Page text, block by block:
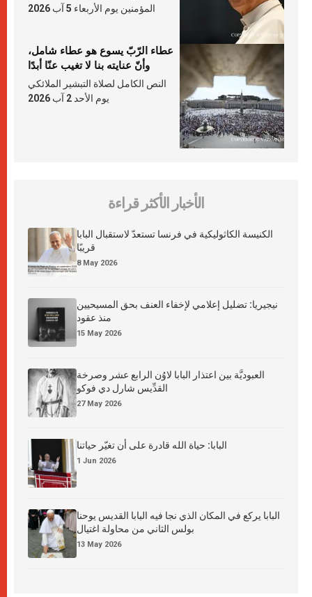
المؤمنين يوم الأربعاء 5 آب 2026
عطاء الرّبّ يسوع هو عطاء شامل،
وأنّ عنايته بنا لا تغيب عنّا أبدًا
النص الكامل لصلاة التبشير الملائكي
يوم الأحد 2 آب 2026
الأخبار الأكثر قراءة
الكنيسة الكاثوليكية في فرنسا تستعدّ لاستقبال البابا
قريبًا
8 May 2026
نيجيريا: تضليل إعلامي لإخفاء العنف بحق المسيحيين
منذ عقود
15 May 2026
العبوديَّة بين اعتذار البابا لاوُن الرابع عشر وصرخة
القدِّيس شارل دي فوكو
27 May 2026
البابا: حياة الله قادرة على أن تغيّر حياتنا
1 Jun 2026
البابا يركع في المكان الذي نجا فيه البابا القديس يوحنا
بولس الثاني من محاولة اغتيال
13 May 2026